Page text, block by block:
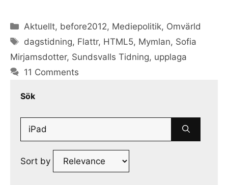
Categories
Aktuellt, before2012, Mediepolitik, Omvärld
Tags
dagstidning, Flattr, HTML5, Mymlan, Sofia
Mirjamsdotter, Sundsvalls Tidning, upplaga
11 Comments
Sök
Search
Sort by